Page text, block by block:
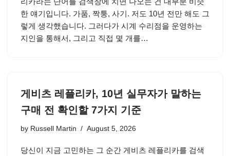
한 얘기입니다. 가품, 짝퉁, 사기. 저도 10년 전만 해도 그
렇게 생각했습니다. 그러다가 시계 수리점을 운영하는
지인을 통해서, 그리고 직접 몇 개를…
게비츠 레플리카, 10년 실무자가 말하는
구매 전 확인할 7가지 기준
by Russell Martin August 5, 2026
당신이 지금 고민하는 그 순간 게비츠 레플리카를 검색